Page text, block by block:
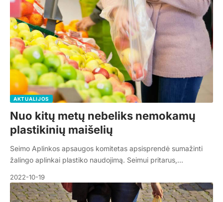
AKTUALIJOS
Nuo kitų metų nebeliks nemokamų
plastikinių maišelių
Seimo Aplinkos apsaugos komitetas apsisprendė sumažinti
žalingo aplinkai plastiko naudojimą. Seimui pritarus,…
2022-10-19